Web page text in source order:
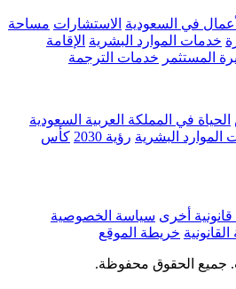
في السعودية الاستشارات مساحة
خدمات الموارد البشرية الإقامة
المستثمر خدمات الترجمة
الحياة في المملكة العربية السعودية
الموارد البشرية رؤية 2030
كأس
أخرى سياسة الخصوصية
خريطة الموقع